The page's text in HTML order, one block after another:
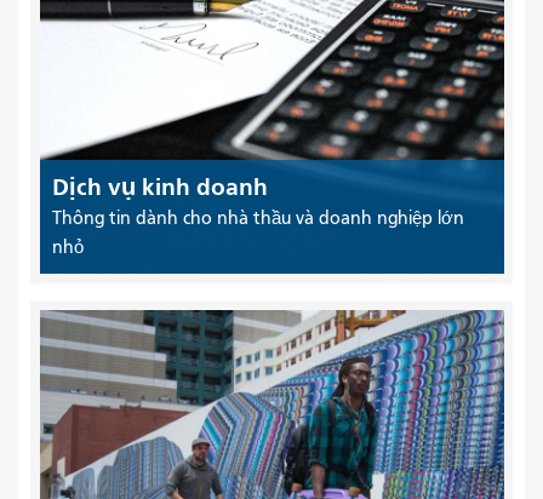
Dịch vụ kinh doanh
Thông tin dành cho nhà thầu và doanh nghiệp lớn
nhỏ